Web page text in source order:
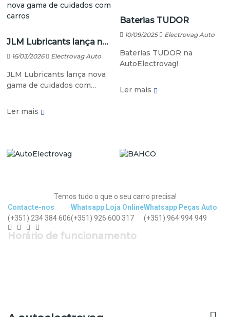
JLM Lubricants lança nova gama de cuidados com carros
16/03/2026 Electrovag Auto
JLM Lubricants lança nova
gama de cuidados com
oferece agora cuidados de
carros de confiança
Ler mais
Baterias TUDOR
10/09/2025 Electrovag Auto
Baterias TUDOR na
AutoElectrovag!
Ler mais
Temos tudo o que o seu carro precisa!
Contacte-nos
(+351) 234 384 606
Whatsapp Loja Online
(+351) 926 600 317
Whatsapp Peças Auto
(+351) 964 994 949
Horário de funcionamento